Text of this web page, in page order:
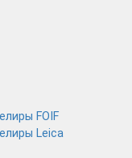
FOIF
Leica